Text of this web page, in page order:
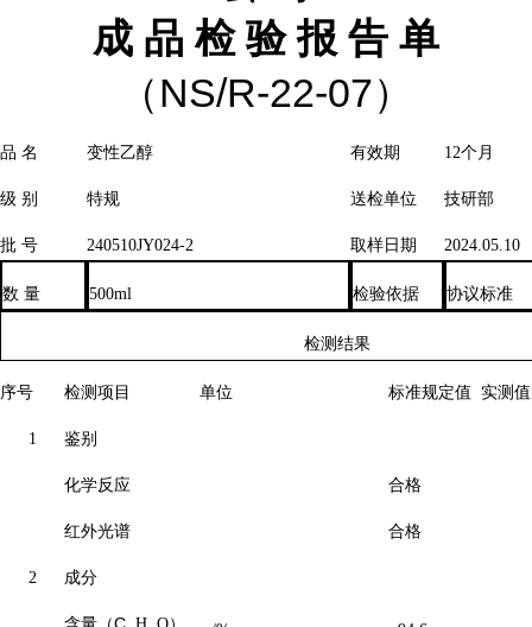
成 品 检 验 报 告 单
（NS/R-22-07）
品 名 变性乙醇 有效期 12个月
级 别 特规 送检单位 技研部
批 号 240510JY024-2 取样日期 2024.05.10
数 量 500ml 检验依据 协议标准
检测结果
序号 检测项目 单位 标准规定值 实测值
1 鉴别
化学反应 合格
红外光谱 合格
2 成分